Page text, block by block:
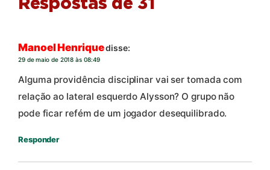
Respostas de 31
Manoel Henriquedisse:
29 de maio de 2018 às 08:49
Alguma providência disciplinar vai ser tomada com
relação ao lateral esquerdo Alysson? O grupo não
pode ficar refém de um jogador desequilibrado.
Responder